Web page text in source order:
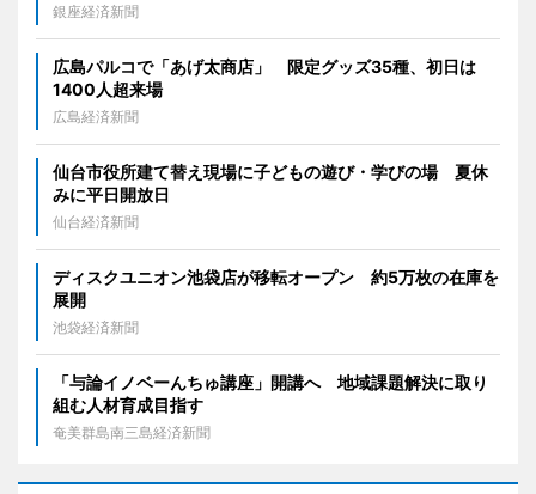
銀座経済新聞
広島パルコで「あげ太商店」 限定グッズ35種、初日は
1400人超来場
広島経済新聞
仙台市役所建て替え現場に子どもの遊び・学びの場 夏休
みに平日開放日
仙台経済新聞
ディスクユニオン池袋店が移転オープン 約5万枚の在庫を
展開
池袋経済新聞
「与論イノベーんちゅ講座」開講へ 地域課題解決に取り
組む人材育成目指す
奄美群島南三島経済新聞